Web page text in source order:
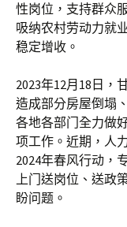
性岗位，支持群众
吸纳农村劳动力就
稳定增收。
2023年12月18日，
造成部分房屋倒塌
各地各部门全力做
项工作。近期，人
2024年春风行动，
上门送岗位、送政
盼问题。